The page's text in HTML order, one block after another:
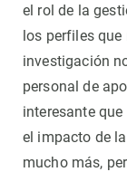
el rol de la
los perfiles
investigación
personal de
interesante
el impacto de
mucho más,